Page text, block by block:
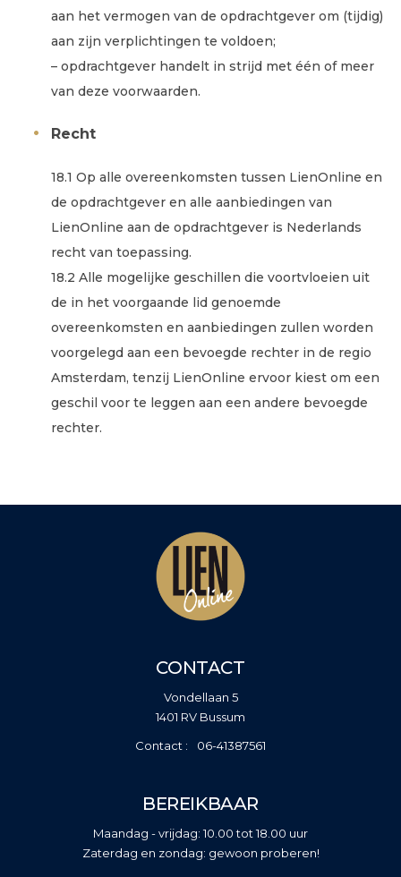
aan het vermogen van de opdrachtgever om (tijdig)
aan zijn verplichtingen te voldoen;
– opdrachtgever handelt in strijd met één of meer
van deze voorwaarden.
Recht
18.1 Op alle overeenkomsten tussen LienOnline en
de opdrachtgever en alle aanbiedingen van
LienOnline aan de opdrachtgever is Nederlands
recht van toepassing.
18.2 Alle mogelijke geschillen die voortvloeien uit
de in het voorgaande lid genoemde
overeenkomsten en aanbiedingen zullen worden
voorgelegd aan een bevoegde rechter in de regio
Amsterdam, tenzij LienOnline ervoor kiest om een
geschil voor te leggen aan een andere bevoegde
rechter.
CONTACT
Vondellaan 5
1401 RV Bussum
06-41387561
BEREIKBAAR
Maandag - vrijdag: 10.00 tot 18.00 uur
Zaterdag en zondag: gewoon proberen!